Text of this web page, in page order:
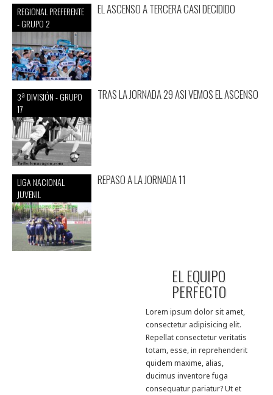
REGIONAL PREFERENTE
- GRUPO 2
EL ASCENSO A TERCERA CASI DECIDIDO
3ª DIVISIÓN - GRUPO
17
TRAS LA JORNADA 29 ASI VEMOS EL ASCENSO
LIGA NACIONAL
JUVENIL
REPASO A LA JORNADA 11
EL EQUIPO
PERFECTO
Lorem ipsum dolor sit amet,
consectetur adipisicing elit.
Repellat consectetur veritatis
totam, esse, in reprehenderit
quidem maxime, alias,
ducimus inventore fuga
consequatur pariatur? Ut et